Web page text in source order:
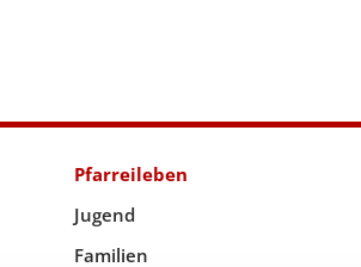
Pfarreileben
Jugend
Familien